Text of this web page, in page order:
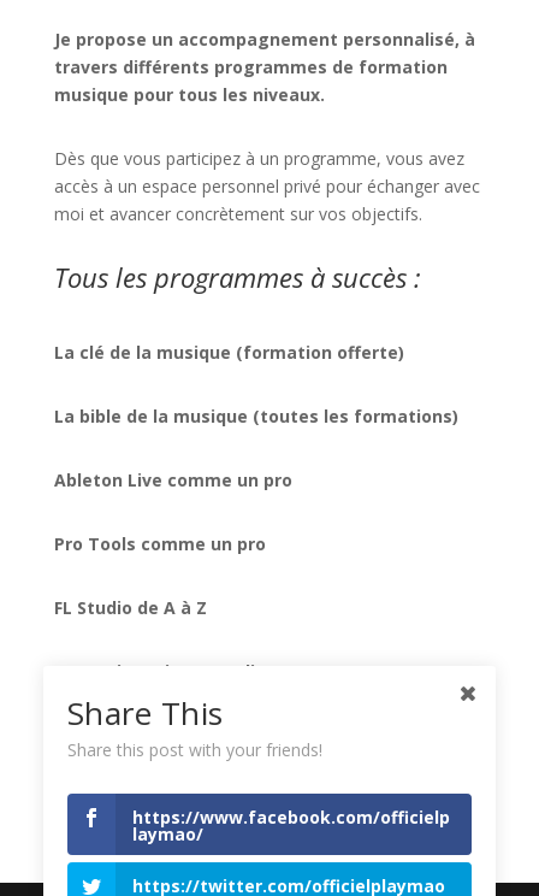
Je propose un accompagnement personnalisé, à
travers différents programmes de formation
musique pour tous les niveaux.
Dès que vous participez à un programme, vous avez
accès à un espace personnel privé pour échanger avec
moi et avancer concrètement sur vos objectifs.
Tous les programmes à succès :
La clé de la musique (formation offerte)
La bible de la musique (toutes les formations)
Ableton Live comme un pro
Pro Tools comme un pro
FL Studio de A à Z
Formation mixage audio
Les secrets des meilleurs plug-ins UAD
Share This
Share this post with your friends!
https://www.facebook.com/officielp
laymao/
https://twitter.com/officielplaymao